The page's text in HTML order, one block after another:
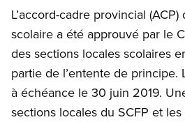
L’accord-cadre provincial
scolaire a été approuvé par le
des sections locales scolaires
partie de l’entente de principe.
à échéance le 30 juin 2019.
sections locales du SCFP et